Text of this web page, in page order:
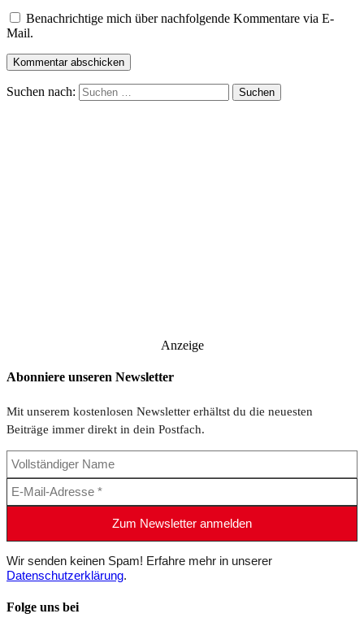
Benachrichtige mich über nachfolgende Kommentare via E-
Mail.
Suchen nach:
Anzeige
Abonniere unseren Newsletter
Mit unserem kostenlosen Newsletter erhältst du die neuesten
Beiträge immer direkt in dein Postfach.
Wir senden keinen Spam! Erfahre mehr in unserer
Datenschutzerklärung.
Folge uns bei